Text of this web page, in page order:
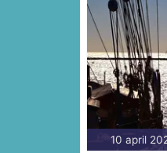
10 april